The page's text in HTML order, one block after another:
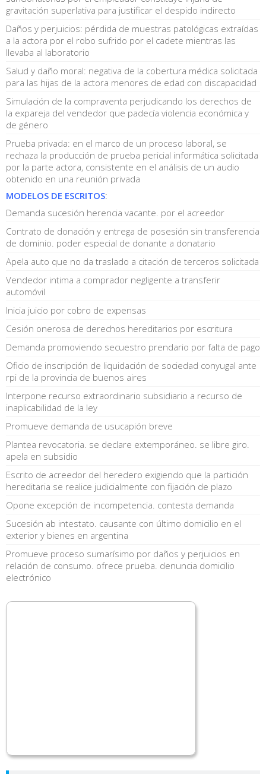
gravitación superlativa para justificar el despido indirecto
Daños y perjuicios: pérdida de muestras patológicas extraídas
a la actora por el robo sufrido por el cadete mientras las
llevaba al laboratorio
Salud y daño moral: negativa de la cobertura médica solicitada
para las hijas de la actora menores de edad con discapacidad
Simulación de la compraventa perjudicando los derechos de
la expareja del vendedor que padecía violencia económica y
de género
Prueba privada: en el marco de un proceso laboral, se
rechaza la producción de prueba pericial informática solicitada
por la parte actora, consistente en el análisis de un audio
obtenido en una reunión privada
MODELOS DE ESCRITOS:
Demanda sucesión herencia vacante. por el acreedor
Contrato de donación y entrega de posesión sin transferencia
de dominio. poder especial de donante a donatario
Apela auto que no da traslado a citación de terceros solicitada
Vendedor intima a comprador negligente a transferir
automóvil
Inicia juicio por cobro de expensas
Cesión onerosa de derechos hereditarios por escritura
Demanda promoviendo secuestro prendario por falta de pago
Oficio de inscripción de liquidación de sociedad conyugal ante
rpi de la provincia de buenos aires
Interpone recurso extraordinario subsidiario a recurso de
inaplicabilidad de la ley
Promueve demanda de usucapión breve
Plantea revocatoria. se declare extemporáneo. se libre giro.
apela en subsidio
Escrito de acreedor del heredero exigiendo que la partición
hereditaria se realice judicialmente con fijación de plazo
Opone excepción de incompetencia. contesta demanda
Sucesión ab intestato. causante con último domicilio en el
exterior y bienes en argentina
Promueve proceso sumarísimo por daños y perjuicios en
relación de consumo. ofrece prueba. denuncia domicilio
electrónico